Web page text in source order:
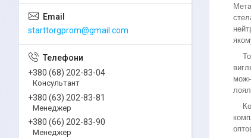
starttorgprom@gmail.com
+380 (68) 202-83-04
Консультант
+380 (63) 202-83-81
Менеджер
+380 (66) 202-83-90
Менеджер